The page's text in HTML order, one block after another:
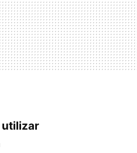
utilizar